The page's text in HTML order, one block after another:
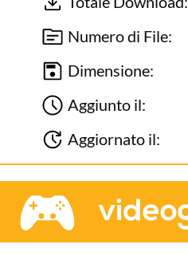
Numero di File:
Dimensione:
Aggiunto il:
Aggiornato il: